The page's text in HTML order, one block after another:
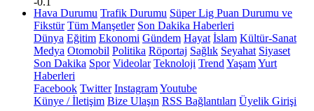
Hava Durumu Trafik Durumu Süper Lig Puan Durumu ve
Fikstür Tüm Manşetler Son Dakika Haberleri
Dünya Eğitim Ekonomi Gündem Hayat İslam Kültür-Sanat
Medya Otomobil Politika Röportaj Sağlık Seyahat Siyaset
Son Dakika Spor Videolar Teknoloji Trend YaşamYurt
Haberleri
Facebook Twitter InstagramYoutube
Künye / İletişim Bize Ulaşın RSS Bağlantıları Üyelik Girişi